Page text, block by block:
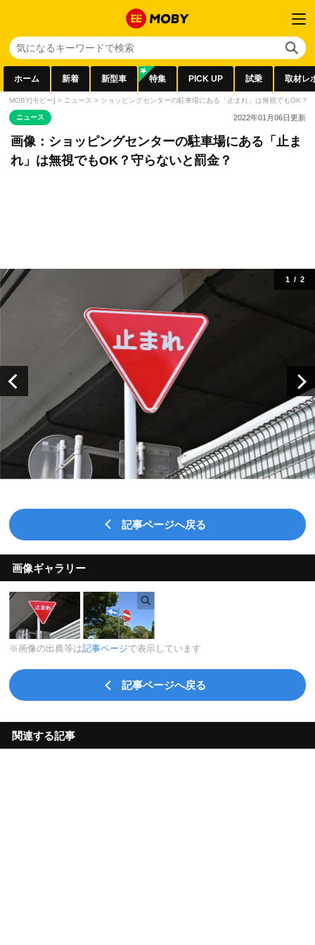
ホーム 新着 新型車 特集 PICK UP 試乗 取材レ
MOBY[モビー] > ニュース > ショッピングセンターの駐車場にある「止まれ」は無視でもOK？
ニュース 2022年01月06日更新
画像：ショッピングセンターの駐車場にある「止ま
れ」は無視でもOK？守らないと罰金？
1/ 2
記事ページへ戻る
画像ギャラリー
※画像の出典等は記事ページで表示しています
記事ページへ戻る
関連する記事